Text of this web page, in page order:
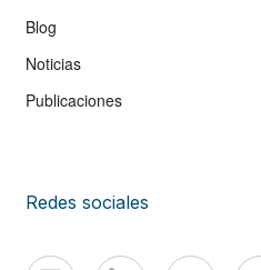
Blog
Noticias
Publicaciones
Redes sociales